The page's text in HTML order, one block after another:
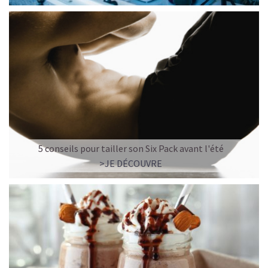
LE PLAISIR D’UN DESSERT GLACÉ, SANS LE SUCRE EN
TROP
5 conseils pour tailler son Six Pack avant l'été
>JE DÉCOUVRE